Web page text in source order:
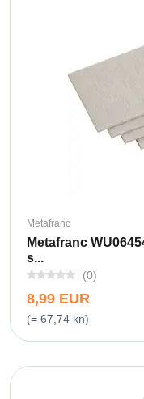
Metafranc
Metafranc
s...
(0)
8,99 EUR
(= 67,74 kn)